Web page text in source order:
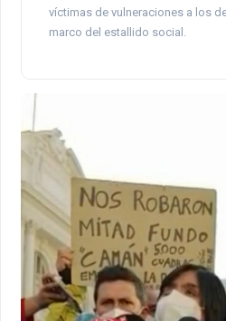
víctimas de vulneraciones a los
marco del estallido social.